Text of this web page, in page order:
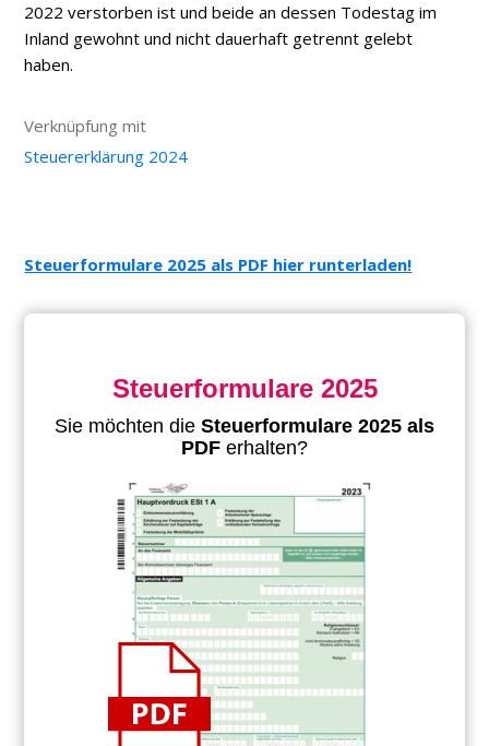
2022 verstorben ist und beide an dessen Todestag im
Inland gewohnt und nicht dauerhaft getrennt gelebt
haben.
Verknüpfung mit
Steuererklärung 2024
Steuerformulare 2025 als PDF hier runterladen!
Steuerformulare 2025
Sie möchten die Steuerformulare 2025 als
PDF erhalten?